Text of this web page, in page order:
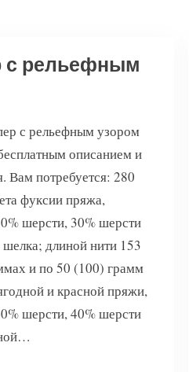
с рельефным
с рельефным узором
описанием и
Вам потребуется: 280
фуксии пряжа,
шерсти, 30% шерсти
длиной нити 153
и по 50 (100) грамм
и красной пряжи,
шерсти, 40% шерсти